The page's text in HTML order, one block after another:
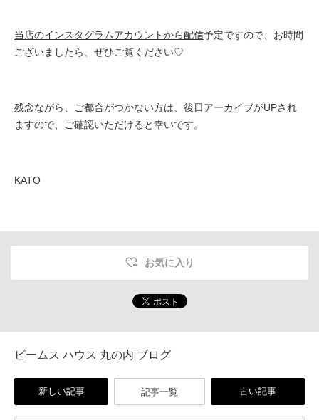
当店のインスタグラムアカウントから配信予定ですので、お時間
ございましたら、ぜひご覧ください♡
残念ながら、ご都合がつかない方は、後日アーカイブがUPされ
ますので、ご確認いただけると幸いです。
KATO
お気に入り
ビームス ハウス 丸の内 ブログ
新しい記事 記事一覧 古い記事